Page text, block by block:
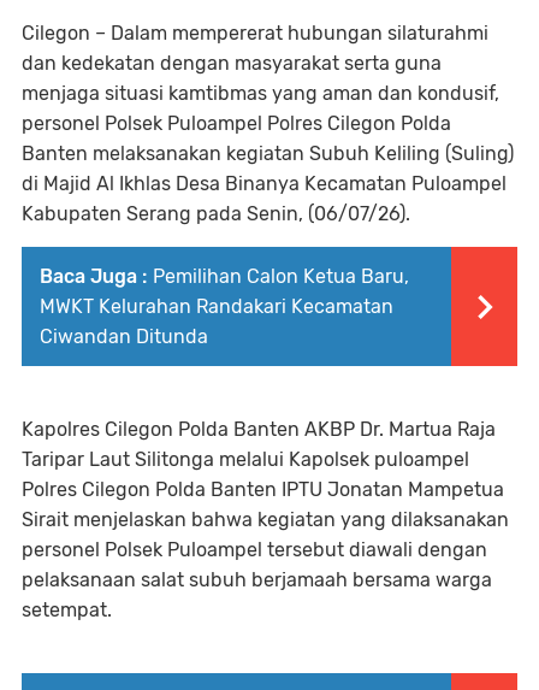
Cilegon – Dalam mempererat hubungan silaturahmi
dan kedekatan dengan masyarakat serta guna
menjaga situasi kamtibmas yang aman dan kondusif,
personel Polsek Puloampel Polres Cilegon Polda
Banten melaksanakan kegiatan Subuh Keliling (Suling)
di Majid Al Ikhlas Desa Binanya Kecamatan Puloampel
Kabupaten Serang pada Senin, (06/07/26).
Baca Juga : Pemilihan Calon Ketua Baru,
MWKT Kelurahan Randakari Kecamatan
Ciwandan Ditunda
Kapolres Cilegon Polda Banten AKBP Dr. Martua Raja
Taripar Laut Silitonga melalui Kapolsek puloampel
Polres Cilegon Polda Banten IPTU Jonatan Mampetua
Sirait menjelaskan bahwa kegiatan yang dilaksanakan
personel Polsek Puloampel tersebut diawali dengan
pelaksanaan salat subuh berjamaah bersama warga
setempat.